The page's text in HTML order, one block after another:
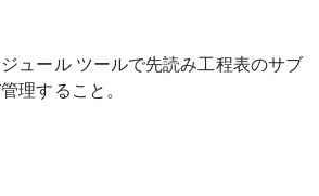
ュール ツールで先読み工程表のサブ
理すること。